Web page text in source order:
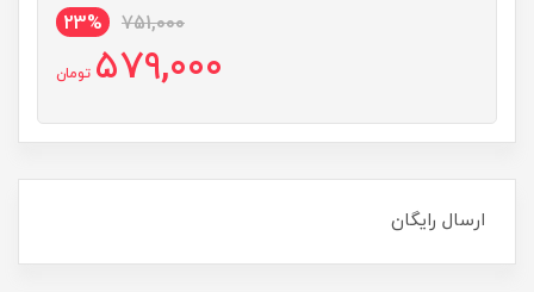
751,000
23%
579,000 تومان
ارسال رایگان